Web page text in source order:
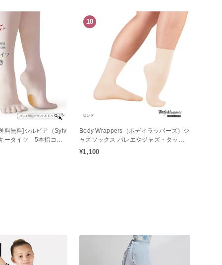
料無料]シルビア（Sylv
ータイツ 5本指コン
10
Body Wrappers（ボディラッパーズ）ジ
ャズソックス バレエやジャズ・タップ
ダンスに最適
¥1,100